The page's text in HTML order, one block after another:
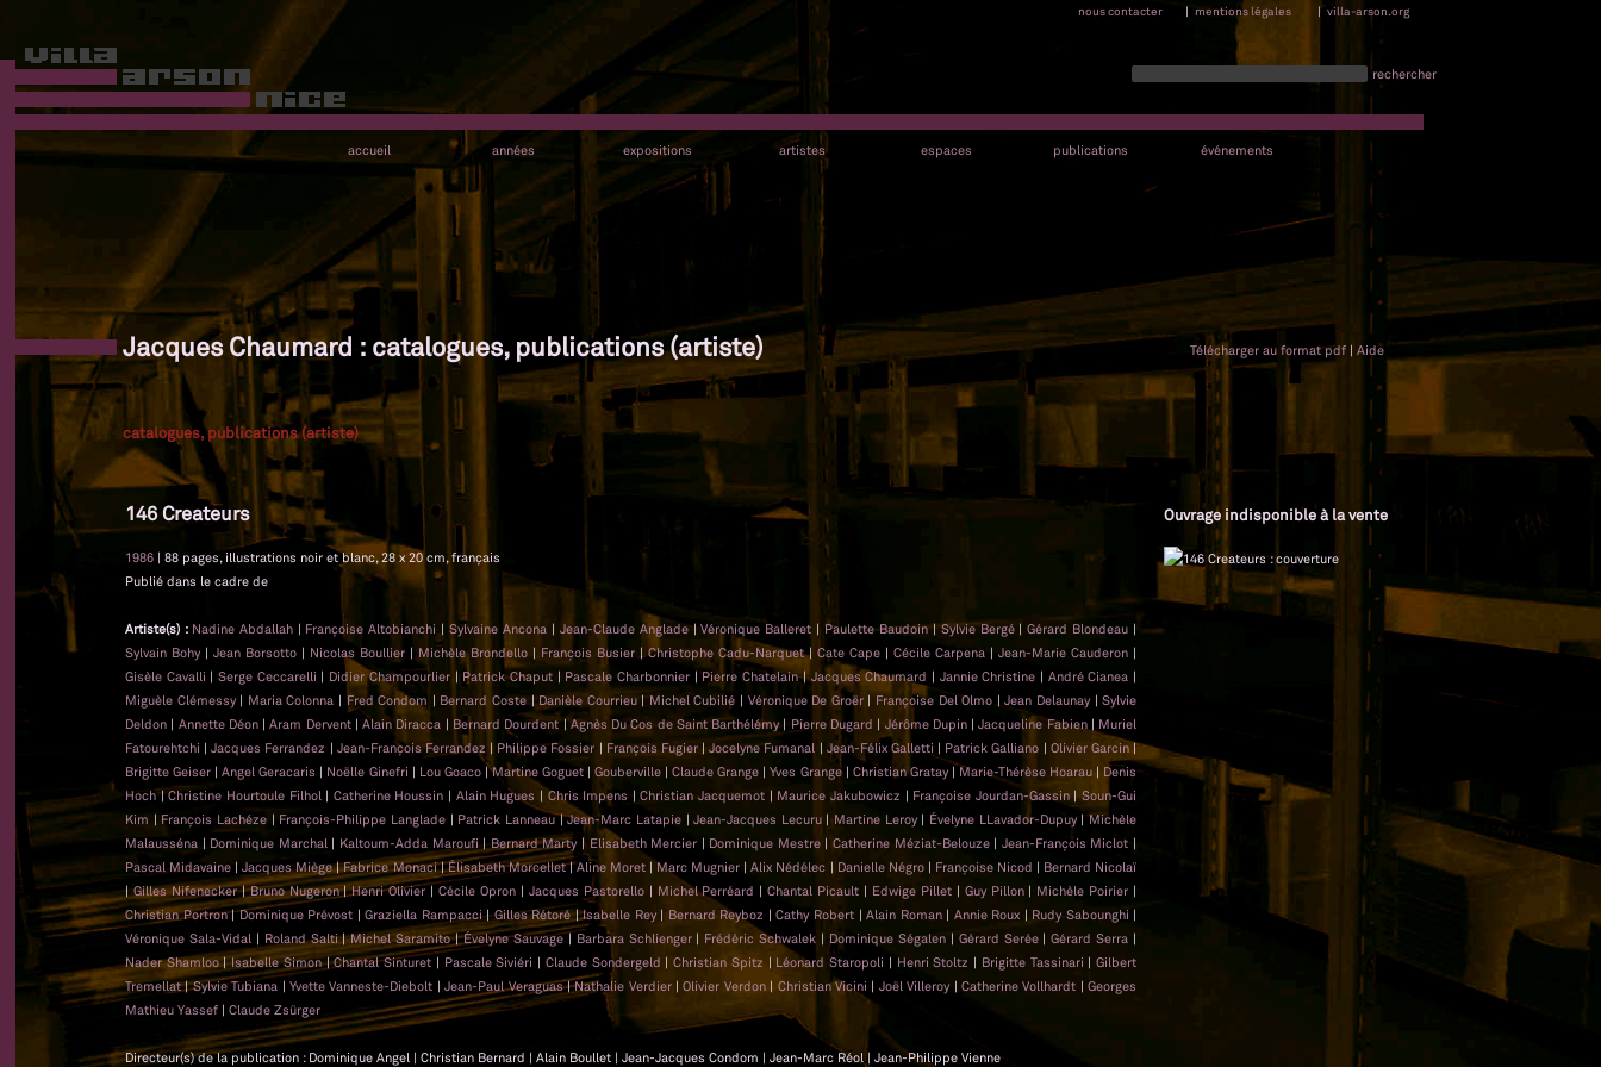
nous contacter | mentions légales | villa-arson.org
rechercher
accueil années expositions artistes espaces publications événements
Jacques Chaumard : catalogues, publications (artiste) Télécharger au format pdf | Aide
catalogues, publications (artiste)
146 Createurs Ouvrage indisponible à la vente
1986 | 88 pages, illustrations noir et blanc, 28 x 20 cm, français
Publié dans le cadre de
Artiste(s) : Nadine Abdallah| Françoise Altobianchi |Sylvaine Ancona | Jean-Claude Anglade|Véronique Balleret |Paulette Baudoin|Sylvie Bergé|Gérard Blondeau |
Sylvain Bohy| Jean Borsotto | Nicolas Boullier | Michèle Brondello | François Busier | Christophe Cadu-Narquet| Cate Cape | Cécile Carpena | Jean-Marie Cauderon |
Gisèle Cavalli |Serge Ceccarelli | Didier Champourlier| Patrick Chaput| Pascale Charbonnier | Pierre Chatelain|Jacques Chaumard | Jannie Christine | André Cianea |
Miguèle Clémessy| Maria Colonna | Fred Condom | Bernard Coste|Danièle Courrieu| Michel Cubilié | Véronique De Groër| Françoise Del Olmo |Jean Delaunay|Sylvie
Deldon | Annette Déon|Aram Dervent|Alain Diracca | Bernard Dourdent|Agnès Du Cos de Saint Barthélémy| Pierre Dugard | Jérôme Dupin|Jacqueline Fabien| Muriel
Fatourehtchi |Jacques Ferrandez | Jean-François Ferrandez | Philippe Fossier | François Fugier |Jocelyne Fumanal | Jean-Félix Galletti | Patrick Galliano | Olivier Garcin|
Brigitte Geiser |Angel Geracaris | Noëlle Ginefri | Lou Goaco|Martine Goguet|Gouberville |Claude Grange |Yves Grange| Christian Gratay|Marie-Thérèse Hoarau| Denis
Hoch|Christine Hourtoule Filhol | Catherine Houssin | Alain Hugues | Chris Impens |Christian Jacquemot | Maurice Jakubowicz | Françoise Jourdan-Gassin| Soun-Gui
Kim | François Lachéze| François-Philippe Langlade| Patrick Lanneau|Jean-Marc Latapie|Jean-Jacques Lecuru|Martine Leroy| Évelyne LLavador-Dupuy|Michèle
Malausséna | Dominique Marchal | Kaltoum-Adda Maroufi| Bernard Marty|Elisabeth Mercier | Dominique Mestre|Catherine Méziat-Belouze| Jean-François Miclot |
Pascal Midavaine |Jacques Miège|Fabrice Monaci|Élisabeth Morcellet|Aline Moret |Marc Mugnier |Alix Nédélec | Danielle Négro| Françoise Nicod | Bernard Nicolaï
|Gilles Nifenecker|Bruno Nugeron|Henri Olivier|Cécile Opron| Jacques Pastorello| Michel Perréard |Chantal Picault | Edwige Pillet| Guy Pillon| Michèle Poirier |
Christian Portron|Dominique Prévost |Graziella Rampacci|Gilles Rétoré|Isabelle Rey| Bernard Reyboz |Cathy Robert |Alain Roman| Annie Roux | Rudy Sabounghi |
Véronique Sala-Vidal | Roland Salti|Michel Saramito|Évelyne Sauvage|Barbara Schlienger| Frédéric Schwalek | Dominique Ségalen| Gérard Serée|Gérard Serra |
Nader Shamloo|Isabelle Simon|Chantal Sinturet | Pascale Siviéri | Claude Sondergeld |Christian Spitz | Léonard Staropoli | Henri Stoltz | Brigitte Tassinari |Gilbert
Tremellat|Sylvie Tubiana | Yvette Vanneste-Diebolt |Jean-Paul Veraguas|Nathalie Verdier|Olivier Verdon| Christian Vicini | Joël Villeroy| Catherine Vollhardt |Georges
Mathieu Yassef | Claude Zsürger
Directeur(s) de la publication : Dominique Angel | Christian Bernard | Alain Boullet | Jean-Jacques Condom | Jean-Marc Réol | Jean-Philippe Vienne